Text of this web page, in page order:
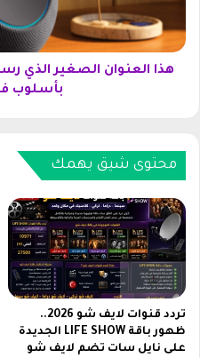
ب
و
س
أ
م
م
ف
ي
ق
ي
ا
و
ا
ر
ل
ذ
ي
س
م
ح
د
هذا العنوان الصغير الذي
بأسلوب
محتوى شيق يهمك
تردد قنوات لايف شو 2026..
ظهور باقة LIFE SHOW الجديدة
على نايل سات تضم لايف شو